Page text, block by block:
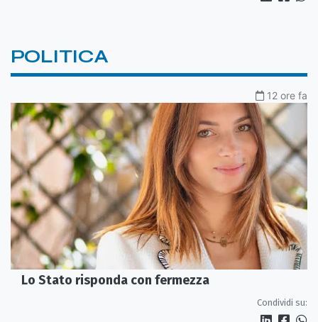
POLITICA
12 ore fa
Lo Stato risponda con fermezza
Condividi su: